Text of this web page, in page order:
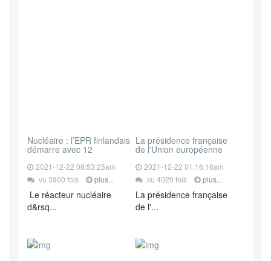
Nucléaire : l’EPR finlandais
démarre avec 12
2021-12-22 08:53:25am
vu 3900 fois
plus...
Le réacteur nucléaire
d&rsq...
La présidence française
de l'Union européenne
2021-12-22 01:16:16am
vu 4020 fois
plus...
La présidence française
de l'...